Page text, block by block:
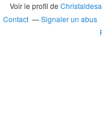
Voir le profil de
Contact
Signaler un abus